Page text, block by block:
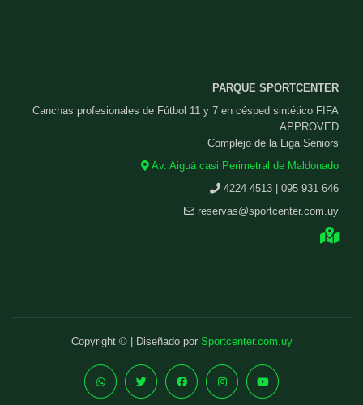
PARQUE SPORTCENTER
Canchas profesionales de Fútbol 11 y 7 en césped sintético FIFA
APPROVED
Complejo de la Liga Seniors
Av. Aiguá casi Perimetral de Maldonado
4224 4513 | 095 931 646
reservas@sportcenter.com.uy
Copyright © | Diseñado por Sportcenter.com.uy